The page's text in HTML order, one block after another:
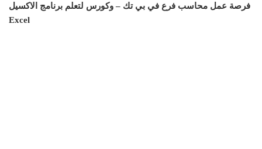
فرصة عمل محاسب فرع في بي تك – وكورس لتعلم برنامج الاكسيل
Excel